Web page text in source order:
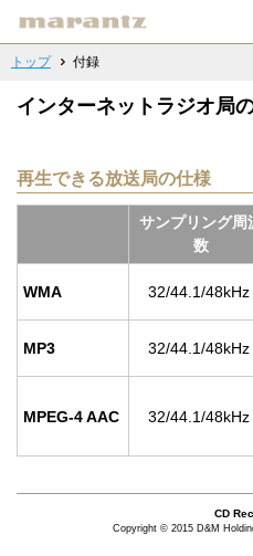
トップ 付録
インターネットラジオ局
再生できる放送局の仕様
サンプリング周
数
WMA 32/44.1/48kHz
MP3 32/44.1/48kHz
MPEG-4 AAC 32/44.1/48kHz
CD
Copyright © 2015 D&M